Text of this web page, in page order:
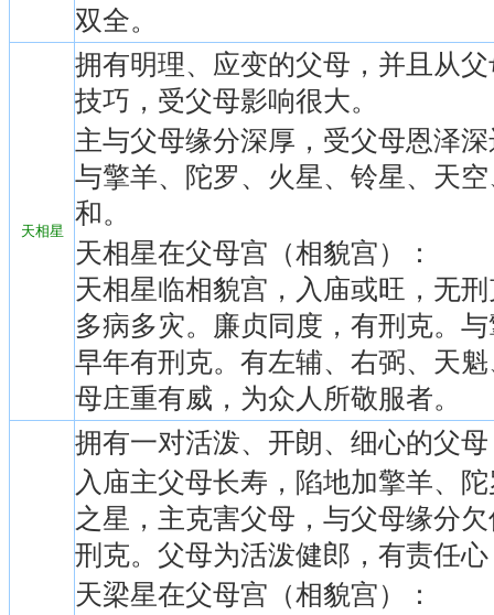
双全。
天相星
拥有明理、应变的父母，并且从
技巧，受父母影响很大。
主与父母缘分深厚，受父母恩泽
与擎羊、陀罗、火星、铃星、天
和。
天相星在父母宫（相貌宫）：
天相星临相貌宫，入庙或旺，无
多病多灾。廉贞同度，有刑克。
早年有刑克。有左辅、右弼、天
母庄重有威，为众人所敬服者。
拥有一对活泼、开朗、细心的父
入庙主父母长寿，陷地加擎羊、
之星，主克害父母，与父母缘分
刑克。父母为活泼健郎，有责任
天梁星在父母宫（相貌宫）：